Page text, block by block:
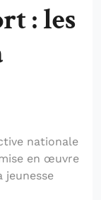
: les
nationale
en œuvre
jeunesse